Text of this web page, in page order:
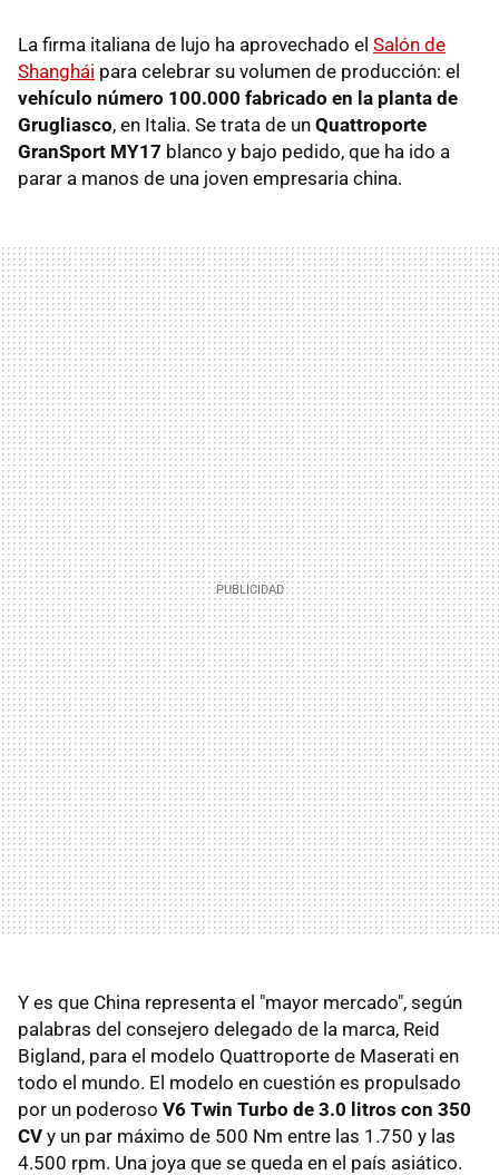
La firma italiana de lujo ha aprovechado el Salón de
Shanghái para celebrar su volumen de producción: el
vehículo número 100.000 fabricado en la planta de
Grugliasco, en Italia. Se trata de un Quattroporte
GranSport MY17 blanco y bajo pedido, que ha ido a
parar a manos de una joven empresaria china.
Y es que China representa el "mayor mercado", según
palabras del consejero delegado de la marca, Reid
Bigland, para el modelo Quattroporte de Maserati en
todo el mundo. El modelo en cuestión es propulsado
por un poderoso V6 Twin Turbo de 3.0 litros con 350
CV y un par máximo de 500 Nm entre las 1.750 y las
4.500 rpm. Una joya que se queda en el país asiático.